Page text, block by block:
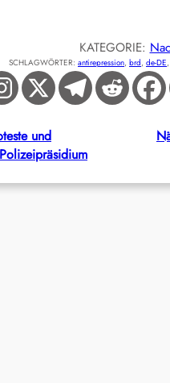
KATEGORIE:
SCHLAGWÖRTER: antirepression, brd, de-DE,
und